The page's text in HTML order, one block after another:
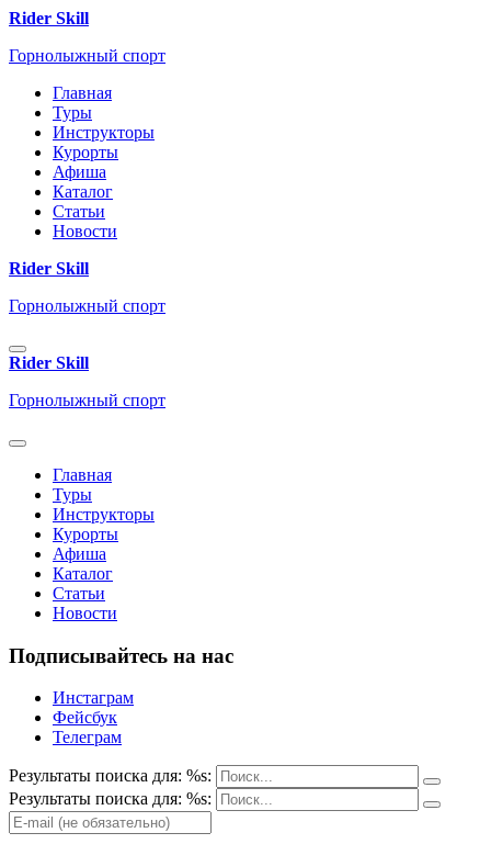
Rider Skill
Горнолыжный спорт
Главная
Туры
Инструкторы
Курорты
Афиша
Каталог
Статьи
Новости
Rider Skill
Горнолыжный спорт
Rider Skill
Горнолыжный спорт
Главная
Туры
Инструкторы
Курорты
Афиша
Каталог
Статьи
Новости
Подписывайтесь на нас
Инстаграм
Фейсбук
Телеграм
Результаты поиска для: %s:
Результаты поиска для: %s: